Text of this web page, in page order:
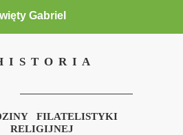
Gabriel
I S T O R I A
FILATELISTYKI
RELIGIJNEJ